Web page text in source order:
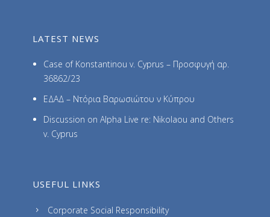
LATEST NEWS
Case of Konstantinou v. Cyprus – Προσφυγή αρ.
36862/23
ΕΔΑΔ – Ντόρια Βαρωσιώτου ν Κύπρου
Discussion on Alpha Live re: Nikolaou and Others
v. Cyprus
USEFUL LINKS
Corporate Social Responsibility